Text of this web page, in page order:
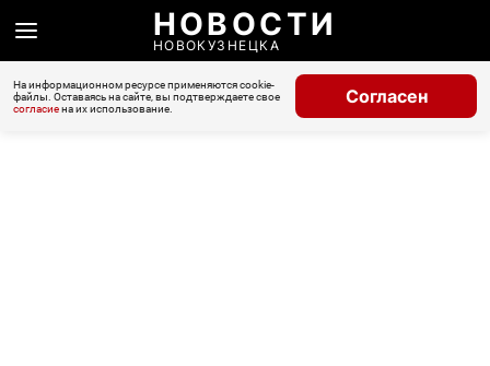
НОВОСТИ
НОВОКУЗНЕЦКА
На информационном ресурсе применяются cookie-
файлы. Оставаясь на сайте, вы подтверждаете свое
согласиена их использование.
Согласен